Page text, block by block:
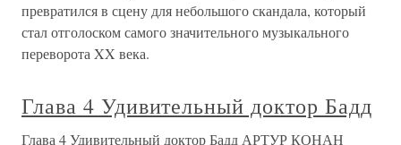
превратился в сцену для небольшого скандала, который
стал отголоском самого значительного музыкального
переворота XX века.
Глава 4 Удивительный доктор Бадд
Глава 4 Удивительный доктор Бадд АРТУР КОНАН